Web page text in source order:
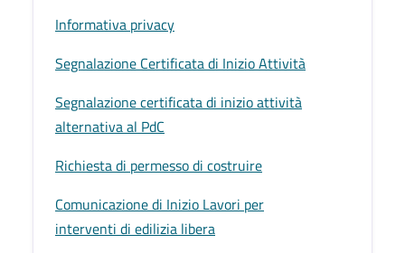
Informativa privacy
Segnalazione Certificata di Inizio Attività
Segnalazione certificata di inizio attività
alternativa al PdC
Richiesta di permesso di costruire
Comunicazione di Inizio Lavori per
interventi di edilizia libera